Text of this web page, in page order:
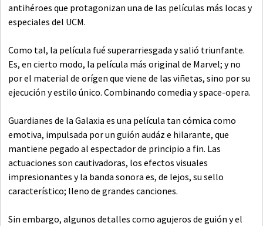
antihéroes que protagonizan una de las películas más locas y
especiales del UCM.
Como tal, la película fué superarriesgada y salió triunfante.
Es, en cierto modo, la película más original de Marvel; y no
por el material de orígen que viene de las viñetas, sino por su
ejecución y estilo único. Combinando comedia y space-opera.
Guardianes de la Galaxia es una película tan cómica como
emotiva, impulsada por un guión audáz e hilarante, que
mantiene pegado al espectador de principio a fin. Las
actuaciones son cautivadoras, los efectos visuales
impresionantes y la banda sonora es, de lejos, su sello
característico; lleno de grandes canciones.
Sin embargo, algunos detalles como agujeros de guión y el